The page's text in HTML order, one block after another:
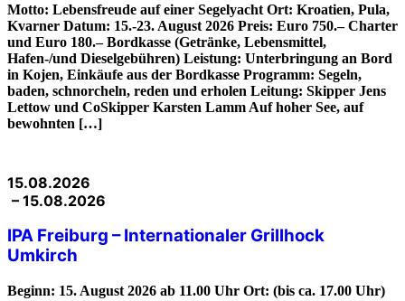
Motto: Lebensfreude auf einer Segelyacht Ort: Kroatien, Pula,
Kvarner Datum: 15.-23. August 2026 Preis: Euro 750.– Charter
und Euro 180.– Bordkasse (Getränke, Lebensmittel,
Hafen-/und Dieselgebühren) Leistung: Unterbringung an Bord
in Kojen, Einkäufe aus der Bordkasse Programm: Segeln,
baden, schnorcheln, reden und erholen Leitung: Skipper Jens
Lettow und CoSkipper Karsten Lamm Auf hoher See, auf
bewohnten […]
15.08.2026
– 15.08.2026
IPA Freiburg – Internationaler Grillhock
Umkirch
Beginn: 15. August 2026 ab 11.00 Uhr Ort: (bis ca. 17.00 Uhr)